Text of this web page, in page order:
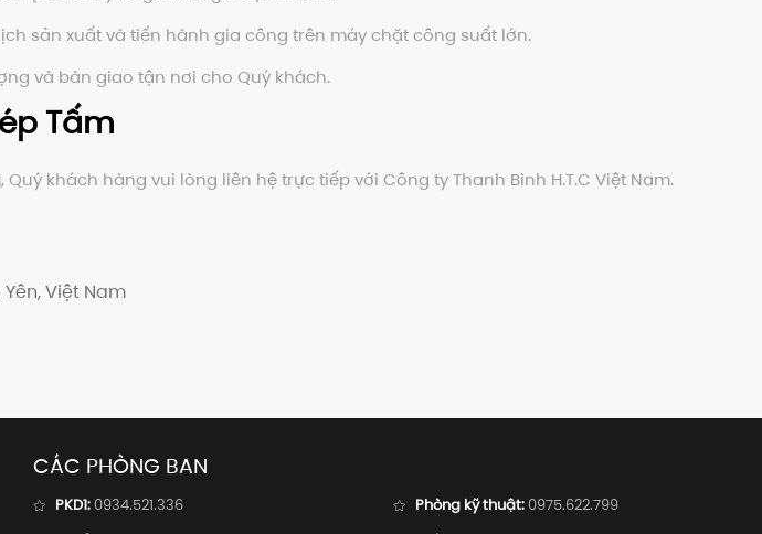
sản xuất và tiến hành gia công trên máy chặt công suất lớn.
và bàn giao tận nơi cho Quý khách.
Tấm
khách hàng vui lòng liên hệ trực tiếp với Công ty Thanh Bình H.T.C Việt Nam.
Việt Nam
CÁC PHÒNG BAN
PKD1:0934.521.336
Phòng kỹ thuật:0975.622.799